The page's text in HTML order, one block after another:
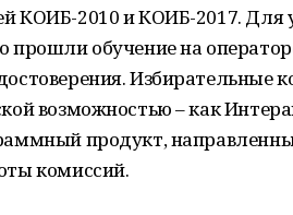
КОИБ-2010 и КОИБ-2017. Для
прошли обучение на
Избирательные
возможностью – как
продукт,
комиссий.